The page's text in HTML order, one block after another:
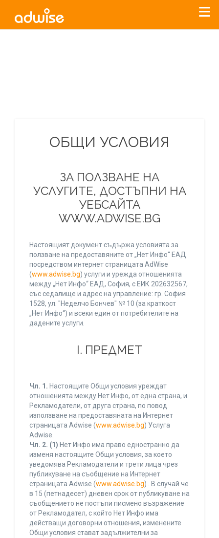
ОБЩИ УСЛОВИЯ
ЗА ПОЛЗВАНЕ НА
УСЛУГИТЕ, ДОСТЪПНИ НА
УЕБСАЙТА
WWW.ADWISE.BG
Настоящият документ съдържа условията за
ползване на предоставяните от „Нет Инфо“ ЕАД
посредством интернет страницата AdWise
(www.adwise.bg) услуги и урежда отношенията
между „Нет Инфо“ ЕАД, София, с ЕИК 202632567,
със седалище и адрес на управление: гр. София
1528, ул. "Неделчо Бончев" № 10 (за краткост
„Нет Инфо“) и всеки един от потребителите на
дадените услуги.
І. ПРЕДМЕТ
Чл. 1. Настоящите Общи условия уреждат
отношенията между Нет Инфо, от една страна, и
Рекламодатели, от друга страна, по повод
използване на предоставяната на Интернет
страницата Adwise (www.adwise.bg) Услуга
Adwise.
Чл. 2. (1) Нет Инфо има право едностранно да
изменя настоящите Общи условия, за което
уведомява Рекламодатели и трети лица чрез
публикуване на съобщение на Интернет
страницата Adwise (www.adwise.bg) . В случай че
в 15 (петнадесет) дневен срок от публикуване на
съобщението не постъпи писмено възражение
от Рекламодател, с който Нет Инфо има
действащи договорни отношения, изменените
Общи условия стават задължителни за